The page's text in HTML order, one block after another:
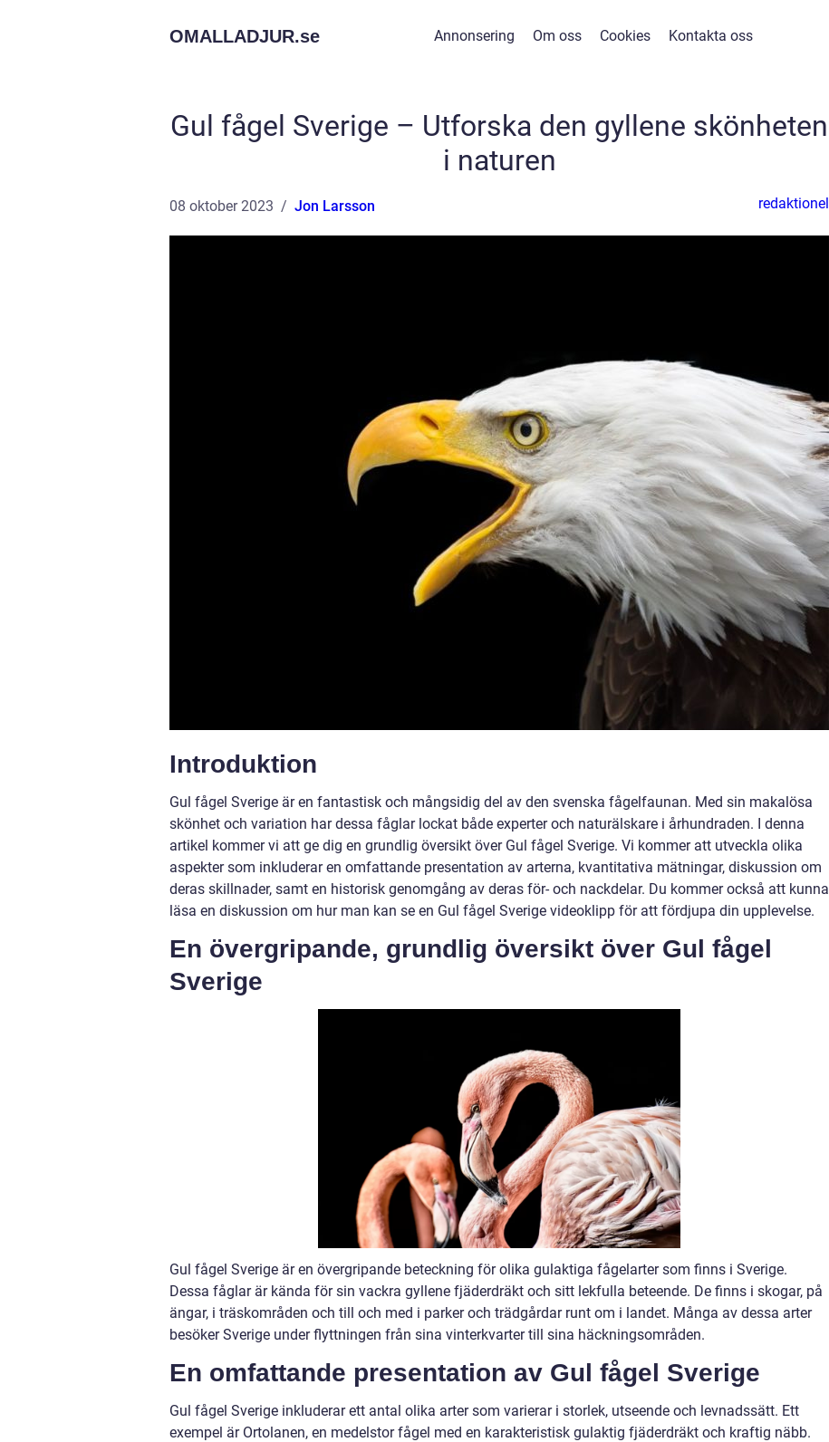
OMALLADJUR.se Annonsering Om oss Cookies Kontakta oss
Gul fågel Sverige – Utforska den gyllene skönheten
i naturen
08 oktober 2023 Jon Larsson redaktionel
Introduktion
Gul fågel Sverige är en fantastisk och mångsidig del av den svenska fågelfaunan. Med sin makalösa
skönhet och variation har dessa fåglar lockat både experter och naturälskare i århundraden. I denna
artikel kommer vi att ge dig en grundlig översikt över Gul fågel Sverige. Vi kommer att utveckla olika
aspekter som inkluderar en omfattande presentation av arterna, kvantitativa mätningar, diskussion om
deras skillnader, samt en historisk genomgång av deras för- och nackdelar. Du kommer också att kunna
läsa en diskussion om hur man kan se en Gul fågel Sverige videoklipp för att fördjupa din upplevelse.
En övergripande, grundlig översikt över Gul fågel
Sverige
Gul fågel Sverige är en övergripande beteckning för olika gulaktiga fågelarter som finns i Sverige.
Dessa fåglar är kända för sin vackra gyllene fjäderdräkt och sitt lekfulla beteende. De finns i skogar, på
ängar, i träskområden och till och med i parker och trädgårdar runt om i landet. Många av dessa arter
besöker Sverige under flyttningen från sina vinterkvarter till sina häckningsområden.
En omfattande presentation av Gul fågel Sverige
Gul fågel Sverige inkluderar ett antal olika arter som varierar i storlek, utseende och levnadssätt. Ett
exempel är Ortolanen, en medelstor fågel med en karakteristisk gulaktig fjäderdräkt och kraftig näbb.